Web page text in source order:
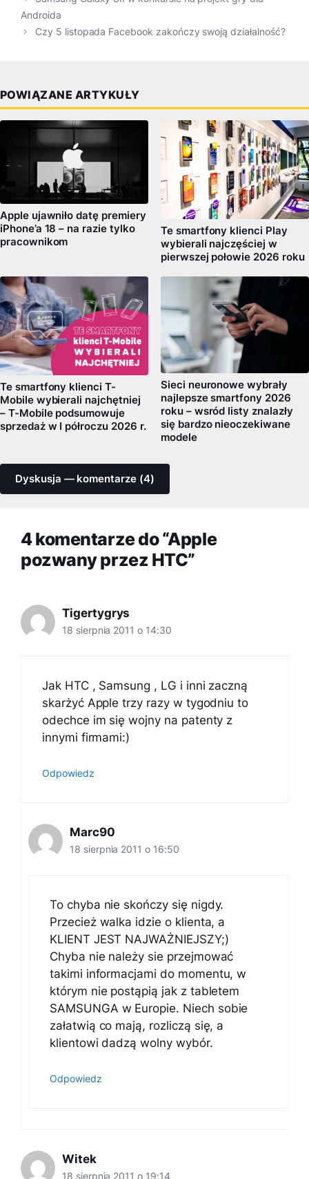
Androida
Czy 5 listopada Facebook zakończy swoją działalność?
POWIĄZANE ARTYKUŁY
Apple ujawniło datę premiery
iPhone’a 18 – na razie tylko
pracownikom
Te smartfony klienci Play
wybierali najczęściej w
pierwszej połowie 2026 roku
Te smartfony klienci T-
Mobile wybierali najchętniej
– T-Mobile podsumowuje
sprzedaż w I półroczu 2026 r.
Sieci neuronowe wybrały
najlepsze smartfony 2026
roku – wsród listy znalazły
się bardzo nieoczekiwane
modele
Dyskusja — komentarze (4)
4 komentarze do “Apple
pozwany przez HTC”
Tigertygrys
18 sierpnia 2011 o 14:30
Jak HTC , Samsung , LG i inni zaczną
skarżyć Apple trzy razy w tygodniu to
odechce im się wojny na patenty z
innymi firmami:)
Odpowiedz
Marc90
18 sierpnia 2011 o 16:50
To chyba nie skończy się nigdy.
Przecież walka idzie o klienta, a
KLIENT JEST NAJWAŻNIEJSZY;)
Chyba nie należy sie przejmować
takimi informacjami do momentu, w
którym nie postąpią jak z tabletem
SAMSUNGA w Europie. Niech sobie
załatwią co mają, rozliczą się, a
klientowi dadzą wolny wybór.
Odpowiedz
Witek
18 sierpnia 2011 o 19:14